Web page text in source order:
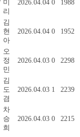
미
리
2026.04.04 0 1988
김
현
아
2026.04.04 0 1952
오
정
민
2026.04.03 0 2298
김
도
겸
2026.04.03 1 2239
차
승
희
2026.04.03 0 2215